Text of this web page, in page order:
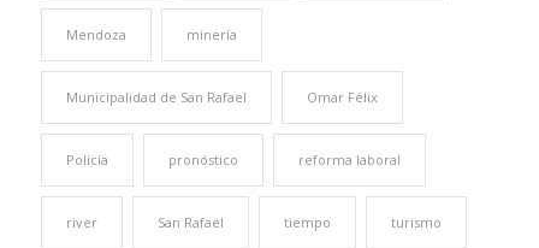
Mendoza minería
Municipalidad de San Rafael Omar Félix
Policía pronóstico reforma laboral
river San Rafael tiempo turismo